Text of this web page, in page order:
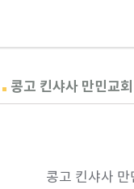
콩고 킨샤사 만민교
콩고 킨샤사